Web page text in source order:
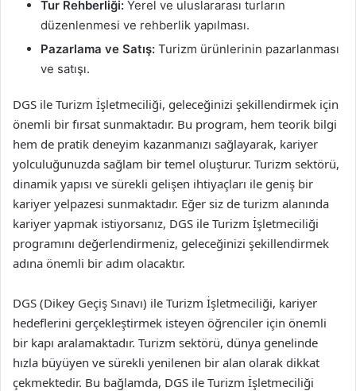
Tur Rehberliği: Yerel ve uluslararası turların
düzenlenmesi ve rehberlik yapılması.
Pazarlama ve Satış: Turizm ürünlerinin pazarlanması
ve satışı.
DGS ile Turizm İşletmeciliği, geleceğinizi şekillendirmek için
önemli bir fırsat sunmaktadır. Bu program, hem teorik bilgi
hem de pratik deneyim kazanmanızı sağlayarak, kariyer
yolculuğunuzda sağlam bir temel oluşturur. Turizm sektörü,
dinamik yapısı ve sürekli gelişen ihtiyaçları ile geniş bir
kariyer yelpazesi sunmaktadır. Eğer siz de turizm alanında
kariyer yapmak istiyorsanız, DGS ile Turizm İşletmeciliği
programını değerlendirmeniz, geleceğinizi şekillendirmek
adına önemli bir adım olacaktır.
DGS (Dikey Geçiş Sınavı) ile Turizm İşletmeciliği, kariyer
hedeflerini gerçekleştirmek isteyen öğrenciler için önemli
bir kapı aralamaktadır. Turizm sektörü, dünya genelinde
hızla büyüyen ve sürekli yenilenen bir alan olarak dikkat
çekmektedir. Bu bağlamda, DGS ile Turizm İşletmeciliği